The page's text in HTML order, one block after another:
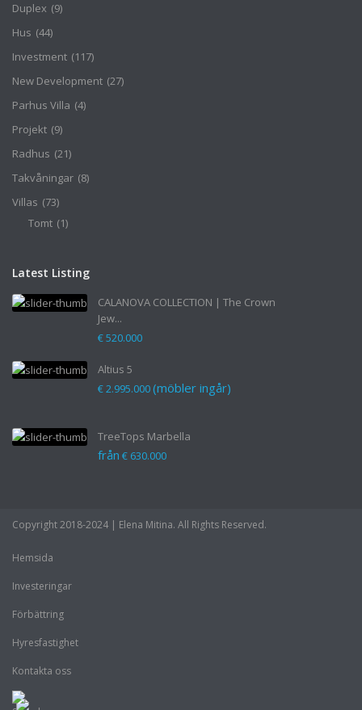
Duplex (9)
Hus (44)
Investment (117)
New Development (27)
Parhus Villa (4)
Projekt (9)
Radhus (21)
Takvåningar (8)
Villas (73)
Tomt (1)
Latest Listing
CALANOVA COLLECTION | The Crown
Jew...
€ 520.000
Altius 5
€ 2.995.000(möbler ingår)
TreeTops Marbella
från € 630.000
Copyright 2018-2024 | Elena Mitina. All Rights Reserved.
Hemsida
Investeringar
Förbättring
Hyresfastighet
Kontakta oss